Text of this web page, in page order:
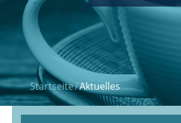
Startseite Aktuelles